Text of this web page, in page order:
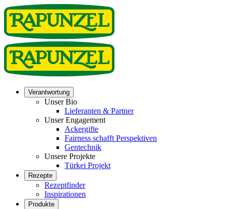
Verantwortung
Unser Bio
Lieferanten & Partner
Unser Engagement
Ackergifte
Fairness schafft Perspektiven
Gentechnik
Unsere Projekte
Türkei Projekt
Rezepte
Rezeptfinder
Inspirationen
Produkte